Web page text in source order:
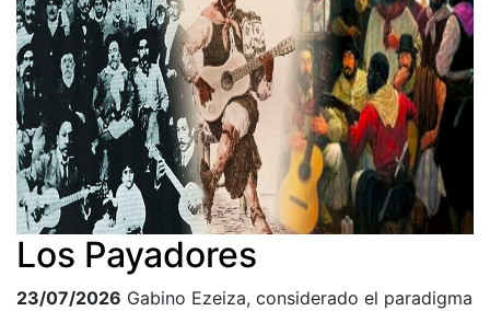
Los Payadores
23/07/2026 Gabino Ezeiza, considerado el paradigma